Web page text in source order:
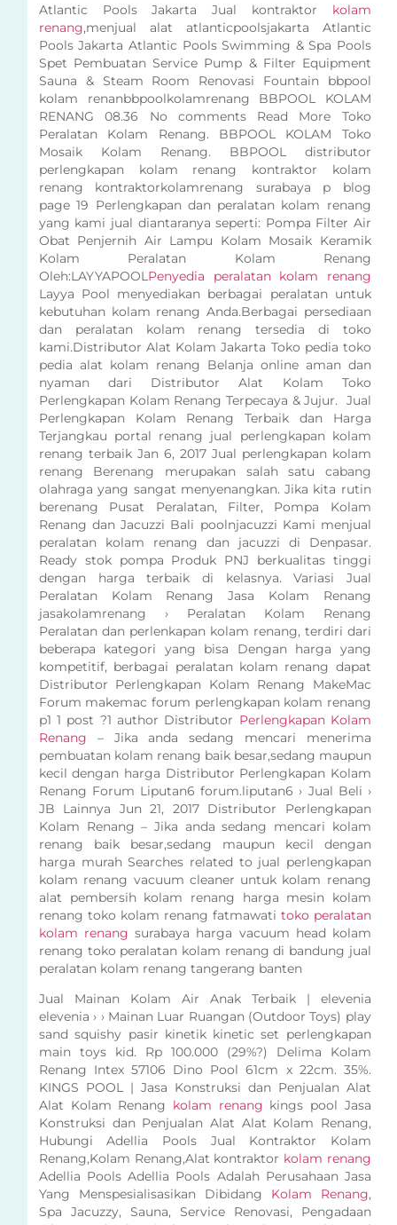
Atlantic Pools Jakarta Jual kontraktor kolam
renang,menjual alat atlanticpoolsjakarta Atlantic
Pools Jakarta Atlantic Pools Swimming & Spa Pools
Spet Pembuatan Service Pump & Filter Equipment
Sauna & Steam Room Renovasi Fountain bbpool
kolam renanbbpoolkolamrenang BBPOOL KOLAM
RENANG 08.36 No comments Read More Toko
Peralatan Kolam Renang. BBPOOL KOLAM Toko
Mosaik Kolam Renang. BBPOOL distributor
perlengkapan kolam renang kontraktor kolam
renang kontraktorkolamrenang surabaya p blog
page 19 Perlengkapan dan peralatan kolam renang
yang kami jual diantaranya seperti: Pompa Filter Air
Obat Penjernih Air Lampu Kolam Mosaik Keramik
Kolam Peralatan Kolam Renang
Oleh:LAYYAPOOLPenyedia peralatan kolam renang
Layya Pool menyediakan berbagai peralatan untuk
kebutuhan kolam renang Anda.Berbagai persediaan
dan peralatan kolam renang tersedia di toko
kami.Distributor Alat Kolam Jakarta Toko pedia toko
pedia alat kolam renang Belanja online aman dan
nyaman dari Distributor Alat Kolam Toko
Perlengkapan Kolam Renang Terpecaya & Jujur. Jual
Perlengkapan Kolam Renang Terbaik dan Harga
Terjangkau portal renang jual perlengkapan kolam
renang terbaik Jan 6, 2017 Jual perlengkapan kolam
renang Berenang merupakan salah satu cabang
olahraga yang sangat menyenangkan. Jika kita rutin
berenang Pusat Peralatan, Filter, Pompa Kolam
Renang dan Jacuzzi Bali poolnjacuzzi Kami menjual
peralatan kolam renang dan jacuzzi di Denpasar.
Ready stok pompa Produk PNJ berkualitas tinggi
dengan harga terbaik di kelasnya. Variasi Jual
Peralatan Kolam Renang Jasa Kolam Renang
jasakolamrenang › Peralatan Kolam Renang
Peralatan dan perlenkapan kolam renang, terdiri dari
beberapa kategori yang bisa Dengan harga yang
kompetitif, berbagai peralatan kolam renang dapat
Distributor Perlengkapan Kolam Renang MakeMac
Forum makemac forum perlengkapan kolam renang
p1 1 post ?1 author Distributor Perlengkapan Kolam
Renang – Jika anda sedang mencari menerima
pembuatan kolam renang baik besar,sedang maupun
kecil dengan harga Distributor Perlengkapan Kolam
Renang Forum Liputan6 forum.liputan6 › Jual Beli ›
JB Lainnya Jun 21, 2017 Distributor Perlengkapan
Kolam Renang – Jika anda sedang mencari kolam
renang baik besar,sedang maupun kecil dengan
harga murah Searches related to jual perlengkapan
kolam renang vacuum cleaner untuk kolam renang
alat pembersih kolam renang harga mesin kolam
renang toko kolam renang fatmawati toko peralatan
kolam renang surabaya harga vacuum head kolam
renang toko peralatan kolam renang di bandung jual
peralatan kolam renang tangerang banten
Jual Mainan Kolam Air Anak Terbaik | elevenia
elevenia › › Mainan Luar Ruangan (Outdoor Toys) play
sand squishy pasir kinetik kinetic set perlengkapan
main toys kid. Rp 100.000 (29%?) Delima Kolam
Renang Intex 57106 Dino Pool 61cm x 22cm. 35%.
KINGS POOL | Jasa Konstruksi dan Penjualan Alat
Alat Kolam Renang kolam renang kings pool Jasa
Konstruksi dan Penjualan Alat Alat Kolam Renang,
Hubungi Adellia Pools Jual Kontraktor Kolam
Renang,Kolam Renang,Alat kontraktor kolam renang
Adellia Pools Adellia Pools Adalah Perusahaan Jasa
Yang Menspesialisasikan Dibidang Kolam Renang,
Spa Jacuzzy, Sauna, Service Renovasi, Pengadaan